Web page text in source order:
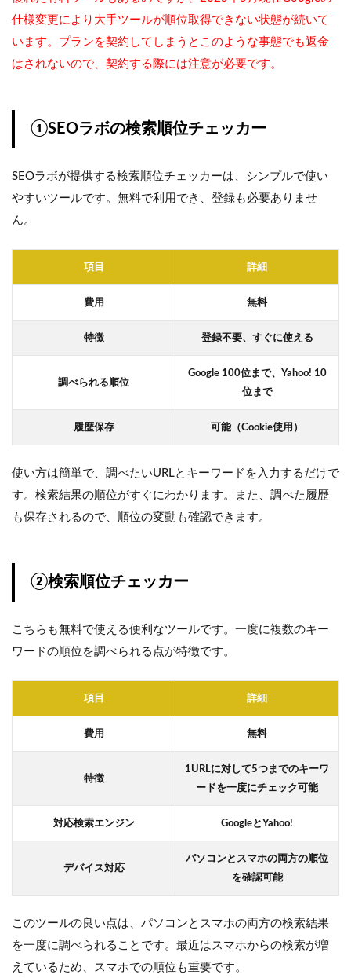
仕様変更により大手ツールが順位取得できない状態が続いて
います。プランを契約してしまうとこのような事態でも返金
はされないので、契約する際には注意が必要です。
①SEOラボの検索順位チェッカー
SEOラボが提供する検索順位チェッカーは、シンプルで使い
やすいツールです。無料で利用でき、登録も必要ありませ
ん。
項目 詳細
費用 無料
特徴 登録不要、すぐに使える
調べられる順位
Google 100位まで、Yahoo! 10
位まで
履歴保存 可能（Cookie使用）
使い方は簡単で、調べたいURLとキーワードを入力するだけで
す。検索結果の順位がすぐにわかります。また、調べた履歴
も保存されるので、順位の変動も確認できます。
②検索順位チェッカー
こちらも無料で使える便利なツールです。一度に複数のキー
ワードの順位を調べられる点が特徴です。
項目 詳細
費用 無料
特徴
1URLに対して5つまでのキーワ
ードを一度にチェック可能
対応検索エンジン GoogleとYahoo!
デバイス対応
パソコンとスマホの両方の順位
を確認可能
このツールの良い点は、パソコンとスマホの両方の検索結果
を一度に調べられることです。最近はスマホからの検索が増
えているため、スマホでの順位も重要です。